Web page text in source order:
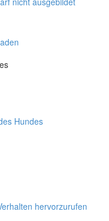
Hundes
hervorzurufen